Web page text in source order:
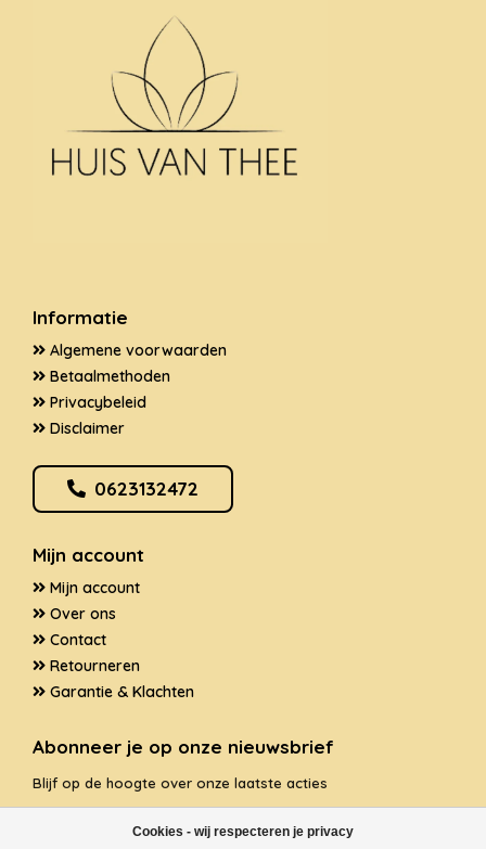
Cookies - wij respecteren je privacy
Informatie
Algemene voorwaarden
Betaalmethoden
Privacybeleid
Disclaimer
0623132472
Mijn account
Mijn account
Over ons
Contact
Retourneren
Garantie & Klachten
Abonneer je op onze nieuwsbrief
Blijf op de hoogte over onze laatste acties